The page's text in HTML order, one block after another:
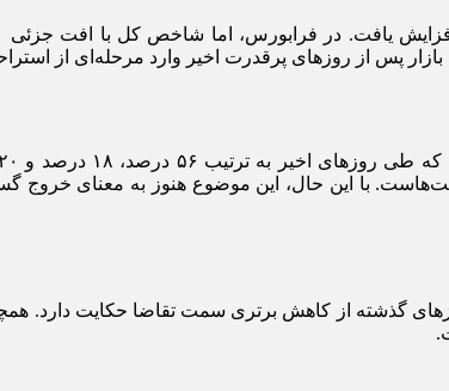
با این حال، این موضوع هنوز به معنای خروج